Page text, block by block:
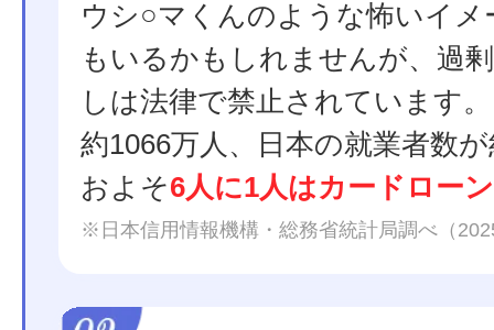
ウシ○マくんのような怖いイ
もいるかもしれませんが、過
しは法律で禁止されています
約1066万人、日本の就業者数
およそ6人に1人はカードロー
※日本信用情報機構・総務省統計局調べ（